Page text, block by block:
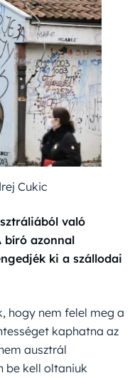
Cukic
való
bíró azonnal
ki a szállodai
hogy nem felel meg a
kaphatna az
ausztrál
be kell oltaniuk